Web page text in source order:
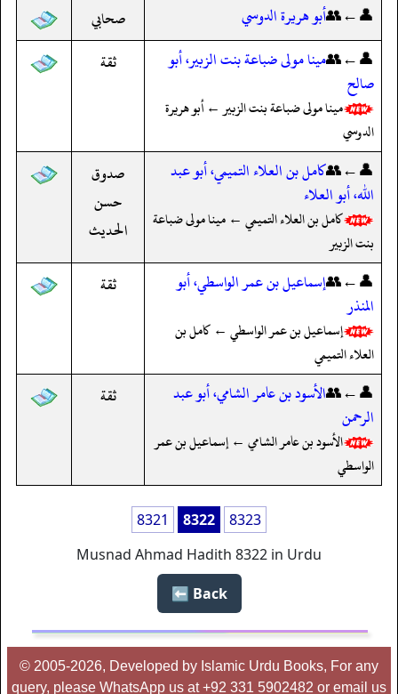
👤←👥أبو هريرة الدوسي
صحابي
👤←👥مينا مولى ضباعة بنت الزبير، أبو
صالح
مينا مولى ضباعة بنت الزبير ← أبو هريرة
الدوسي
ثقة
👤←👥كامل بن العلاء التميمي، أبو عبد
الله، أبو العلاء
كامل بن العلاء التميمي ← مينا مولى ضباعة
بنت الزبير
صدوق
حسن
الحديث
👤←👥إسماعيل بن عمر الواسطي، أبو
المنذر
إسماعيل بن عمر الواسطي ← كامل بن
العلاء التميمي
ثقة
👤←👥الأسود بن عامر الشامي، أبو عبد
الرحمن
الأسود بن عامر الشامي ← إسماعيل بن عمر
الواسطي
ثقة
8321 8322
8323
Musnad Ahmad Hadith 8322 in Urdu
Back ⬅️
© 2005-2026, Developed by Islamic Urdu Books, For any
query, please WhatsApp us at +92 331 5902482 or email us